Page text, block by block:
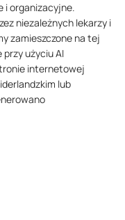
i organizacyjne.
niezależnych lekarzy i
zamieszczone na tej
użyciu AI
internetowej
lub